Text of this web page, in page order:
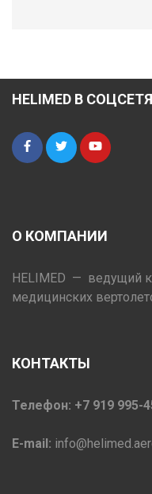
HELIMED В
О КОМПАНИИ
HELIMED — ведущий
медицинских
КОНТАКТЫ
Телефон: +7 919 995-
E-mail: